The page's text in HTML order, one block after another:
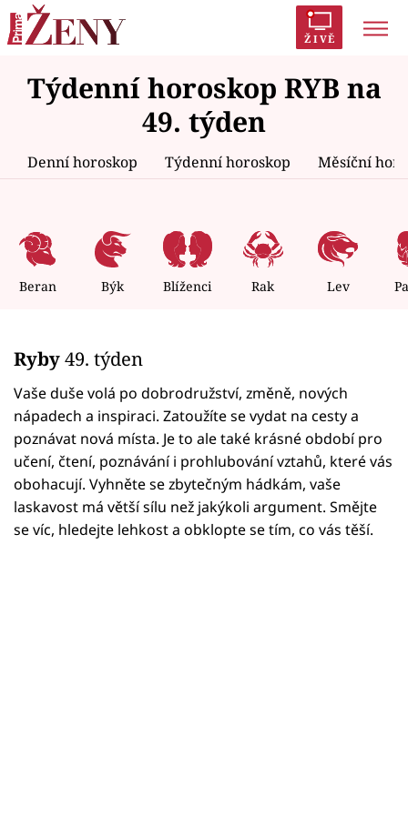
ŽIVĚ
Trendy: Polabí Inspekce Prostřeno!
AYTO?
Zrádci Proměny
Témata
Celebrity
Seriály
Horoskopy
Sledujte prima+
Filmový festival Karlovy Vary
Týdenní horoskop RYB na
49. týden
Denní horoskop Týdenní horoskop Měsíční
Beran Býk Blíženci Rak Lev
Ryby49. týden
Vaše duše volá po dobrodružství, změně, nových
nápadech a inspiraci. Zatoužíte se vydat na cesty a
poznávat nová místa. Je to ale také krásné období pro
učení, čtení, poznávání i prohlubování vztahů, které vás
obohacují. Vyhněte se zbytečným hádkám, vaše
laskavost má větší sílu než jakýkoli argument. Smějte
se víc, hledejte lehkost a obklopte se tím, co vás těší.